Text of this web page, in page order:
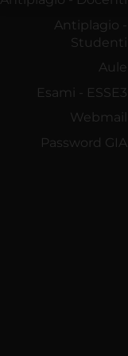
Antiplagio -
Studenti
Aule
Esami - ESSE3
Webmail
Password GIA